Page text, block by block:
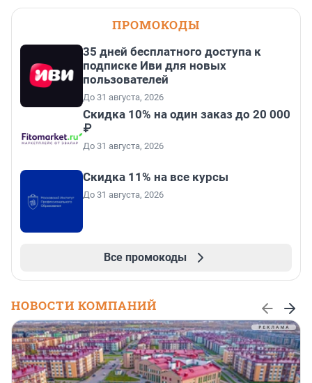
ПРОМОКОДЫ
35 дней бесплатного доступа к
подписке Иви для новых
пользователей
До 31 августа, 2026
Скидка 10% на один заказ до 20 000
₽
До 31 августа, 2026
Скидка 11% на все курсы
До 31 августа, 2026
Все промокоды
НОВОСТИ КОМПАНИЙ